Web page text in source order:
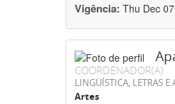
Vigência: Thu Dec
COORDENADOR(A)
LINGÜÍSTICA, LETRAS E
Artes